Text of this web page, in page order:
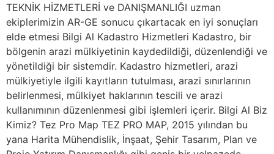
TEKNİK HİZMETLERİ ve DANIŞMANLIĞI uzman
ekiplerimizin AR-GE sonucu çıkartacak en iyi sonuçları
elde etmesi Bilgi Al Kadastro Hizmetleri Kadastro, bir
bölgenin arazi mülkiyetinin kaydedildiği, düzenlendiği ve
yönetildiği bir sistemdir. Kadastro hizmetleri, arazi
mülkiyetiyle ilgili kayıtların tutulması, arazi sınırlarının
belirlenmesi, mülkiyet haklarının tescili ve arazi
kullanımının düzenlenmesi gibi işlemleri içerir. Bilgi Al Biz
Kimiz? Tez Pro Map TEZ PRO MAP, 2015 yılından bu
yana Harita Mühendislik, İnşaat, Şehir Tasarım, Plan ve